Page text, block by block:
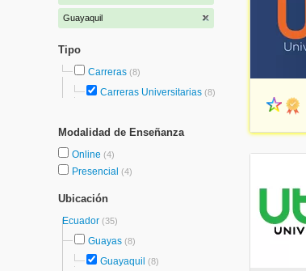
Guayaquil
Tipo
Carreras (8)
Carreras Universitarias (8)
Modalidad de Enseñanza
Online (4)
Presencial (4)
Ubicación
Ecuador (35)
Guayas (8)
Guayaquil (8)